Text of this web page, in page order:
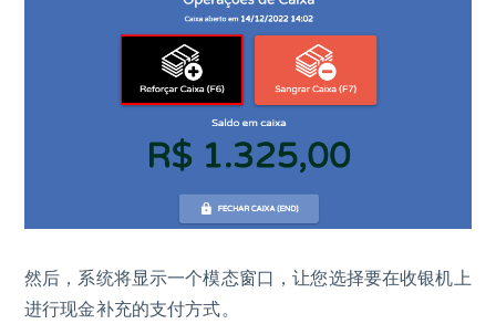
然后，系统将显示一个模态窗口，让您选择要在收银机上
进行现金补充的支付方式。